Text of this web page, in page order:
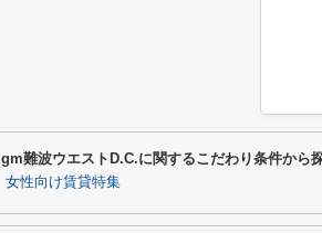
gm難波ウエストD.C.に関するこだわり条件から
女性向け賃貸特集